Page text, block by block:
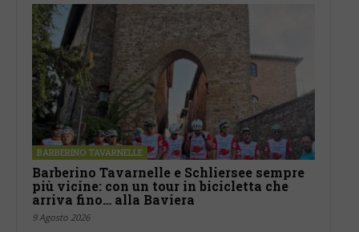
BARBERINO TAVARNELLE
Barberino Tavarnelle e Schliersee sempre
più vicine: con un tour in bicicletta che
arriva fino… alla Baviera
9 Agosto 2026